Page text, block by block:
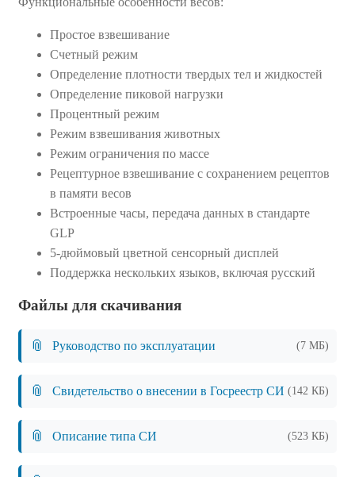
Простое взвешивание
Счетный режим
Определение плотности твердых тел и жидкостей
Определение пиковой нагрузки
Процентный режим
Режим взвешивания животных
Режим ограничения по массе
Рецептурное взвешивание с сохранением рецептов
в памяти весов
Встроенные часы, передача данных в стандарте
GLP
5-дюймовый цветной сенсорный дисплей
Поддержка нескольких языков, включая русский
Файлы для скачивания
📎 Руководство по эксплуатации (7 МБ)
📎 Свидетельство о внесении в Госреестр СИ (142 КБ)
📎 Описание типа СИ (523 КБ)